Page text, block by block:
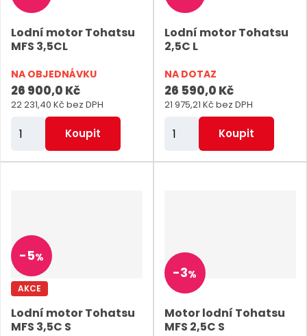
t
t
Lodní motor Tohatsu
MFS 3,5CL
26 900,0 Kč
22 231,40 Kč bez DPH
ě
p
o
č
e
t
Koupit
NA OBJEDNÁVKU
Lodní motor Tohatsu
2,5C L
26 590,0 Kč
21 975,21 Kč bez DPH
ě
o
č
t
Koupit
NA DOTAZ
-5%
AKCE
Lodní motor Tohatsu
MFS 3,5C S
-3%
Motor lodní Tohatsu
MFS 2,5C S